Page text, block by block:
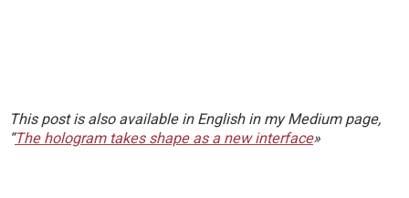
This post is also available in English in my Medium page,
“The hologram takes shape as a new interface»